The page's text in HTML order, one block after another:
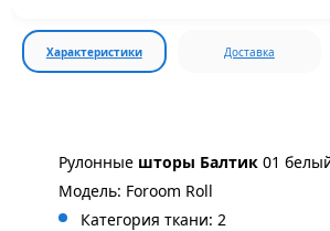
Характеристики Доставка
Рулонные шторы Балтик 01
Модель: Foroom Roll
Категория ткани: 2